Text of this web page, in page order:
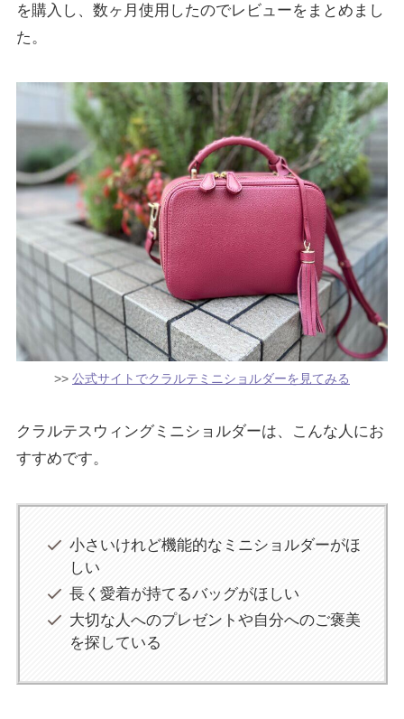
を購入し、数ヶ月使用したのでレビューをまとめまし
た。
>> 公式サイトでクラルテミニショルダーを見てみる
クラルテスウィングミニショルダーは、こんな人にお
すすめです。
小さいけれど機能的なミニショルダーがほ
しい
長く愛着が持てるバッグがほしい
大切な人へのプレゼントや自分へのご褒美
を探している